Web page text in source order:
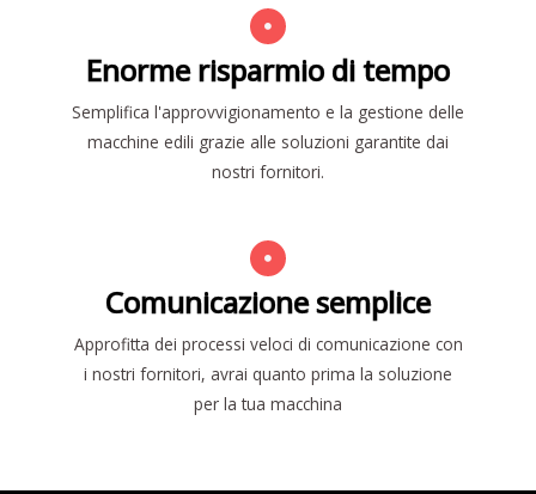
Enorme risparmio di tempo
Semplifica l'approvvigionamento e la gestione delle
macchine edili grazie alle soluzioni garantite dai
nostri fornitori.
Comunicazione semplice
Approfitta dei processi veloci di comunicazione con
i nostri fornitori, avrai quanto prima la soluzione
per la tua macchina